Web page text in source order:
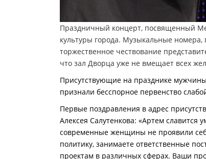
Праздничный концерт, посвященный
культуры города. Музыкальные номера,
торжественное чествование
что зал Дворца уже не вмещает всех
Присутствующие на празднике
признали бесспорное первенство
Первые поздравления в адрес
Алексея Салутенкова: «Артем
современные женщины не проявили
политику, занимаете ответственные
проектам в различных сферах. Ваши